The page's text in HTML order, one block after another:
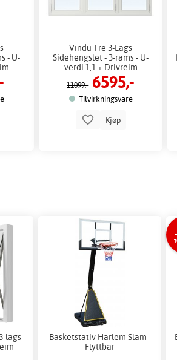
- U-
Vindu Tre 3-Lags
Sidehengslet - 3-rams - U-
verdi 1,1 + Drivreim
11099,- 6595,-
Tilvirkningsvare
Kjøp
lags -
Basketstativ Harlem Slam -
Flyttbar